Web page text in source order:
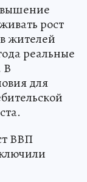
рост
жителей
реальные
В
для
ВВП